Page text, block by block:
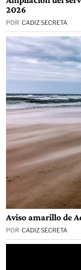
2026
POR CADIZ SECRETA
Aviso amarillo de
POR CADIZ SECRETA